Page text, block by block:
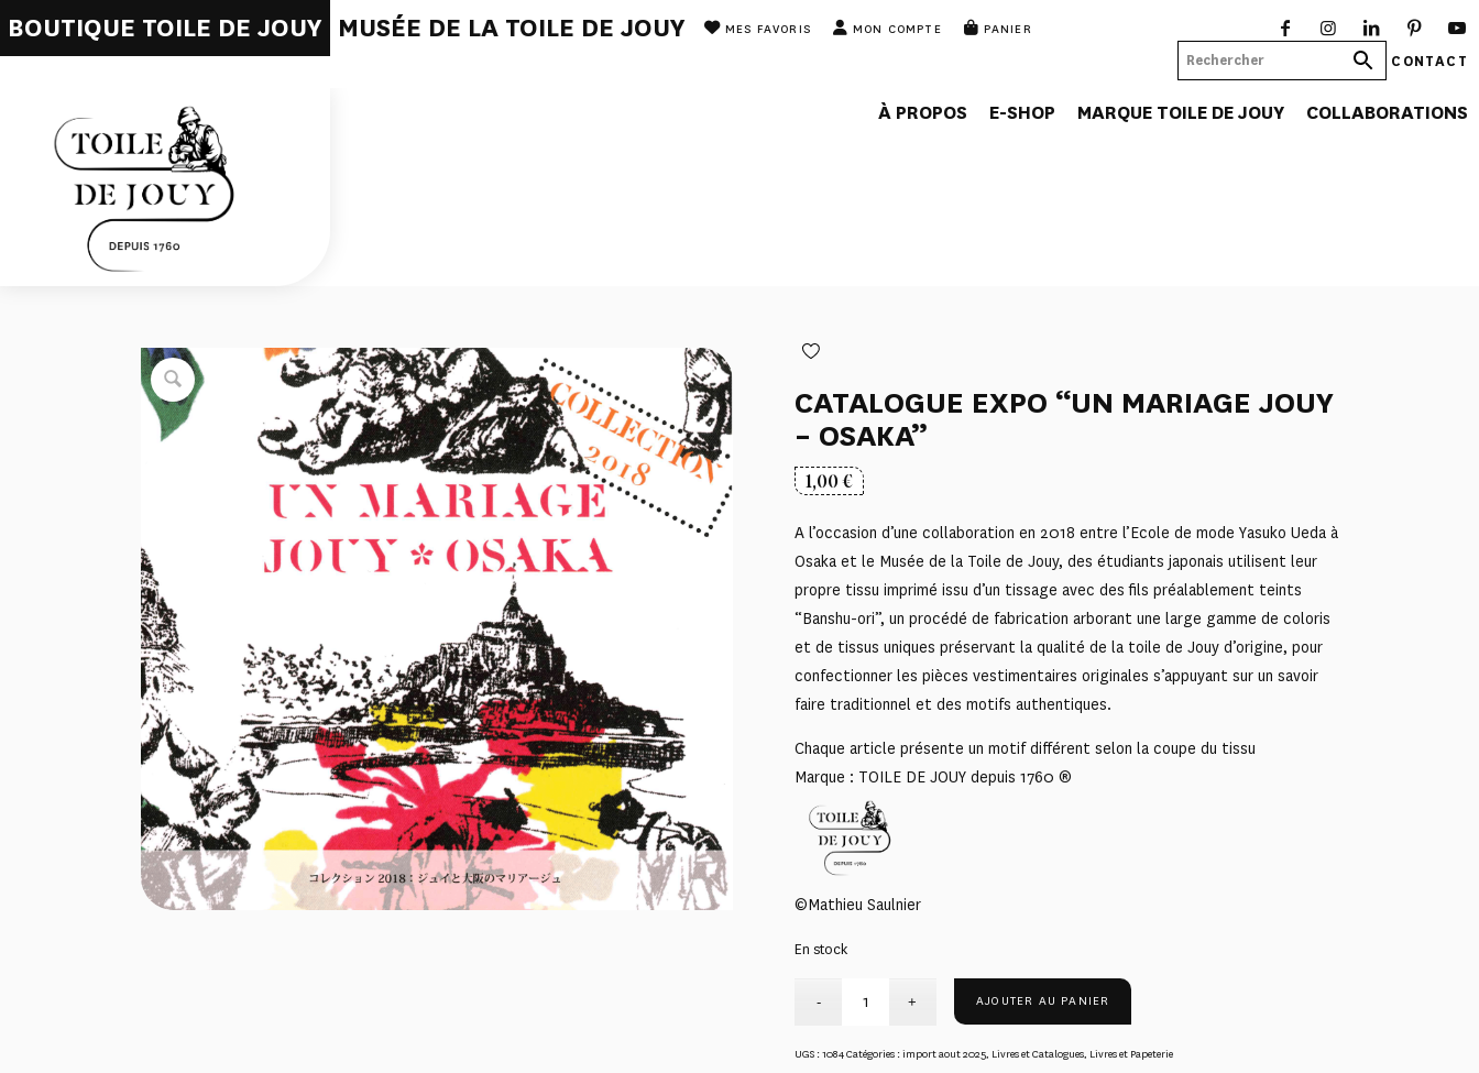
BOUTIQUE TOILE DE JOUY MUSÉE DE LA TOILE DE JOUY MES FAVORIS MON COMPTE PANIER
CONTACT
À PROPOS E-SHOP MARQUE TOILE DE JOUY COLLABORATIONS
CATALOGUE EXPO “UN MARIAGE JOUY
– OSAKA”
1,00€
A l’occasion d’une collaboration en 2018 entre l’Ecole de mode Yasuko Ueda à
Osaka et le Musée de la Toile de Jouy, des étudiants japonais utilisent leur
propre tissu imprimé issu d’un tissage avec des fils préalablement teints
“Banshu-ori”, un procédé de fabrication arborant une large gamme de coloris
et de tissus uniques préservant la qualité de la toile de Jouy d’origine, pour
confectionner les pièces vestimentaires originales s’appuyant sur un savoir
faire traditionnel et des motifs authentiques.
Chaque article présente un motif différent selon la coupe du tissu
Marque : TOILE DE JOUY depuis 1760 ®
©Mathieu Saulnier
En stock
AJOUTER AU PANIER
UGS :1084Catégories :import aout 2025, Livres et Catalogues, Livres et Papeterie